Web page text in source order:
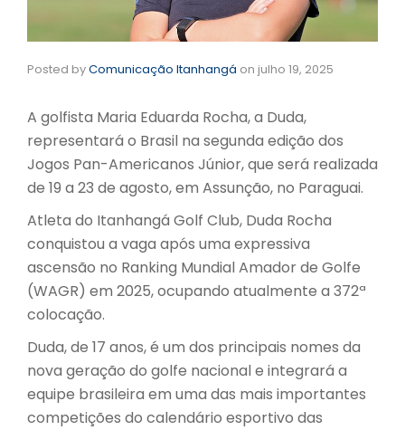
Posted byComunicação Itanhangá on julho 19, 2025
A golfista Maria Eduarda Rocha, a Duda,
representará o Brasil na segunda edição dos
Jogos Pan-Americanos Júnior, que será realizada
de 19 a 23 de agosto, em Assunção, no Paraguai.
Atleta do Itanhangá Golf Club, Duda Rocha
conquistou a vaga após uma expressiva
ascensão no Ranking Mundial Amador de Golfe
(WAGR) em 2025, ocupando atualmente a 372ª
colocação.
Duda, de 17 anos, é um dos principais nomes da
nova geração do golfe nacional e integrará a
equipe brasileira em uma das mais importantes
competições do calendário esportivo das